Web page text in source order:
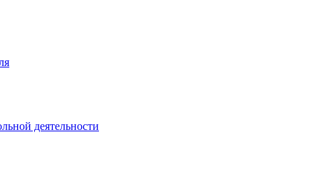
деятельности